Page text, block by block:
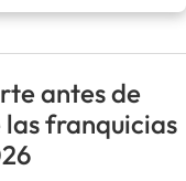
antes de
franquicias